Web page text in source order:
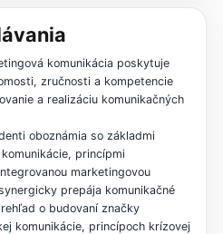
komunikácia poskytuje
zručnosti a kompetencie
a realizáciu komunikačných
oboznámia so základmi
princípmi
marketingovou
prepája komunikačné
o budovaní značky
komunikácie, princípoch krízovej